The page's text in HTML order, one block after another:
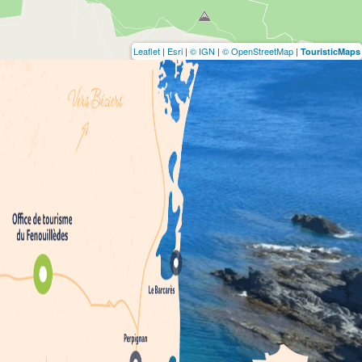
Leaflet | Esri | © IGN | © OpenStreetMap | TouristicMaps